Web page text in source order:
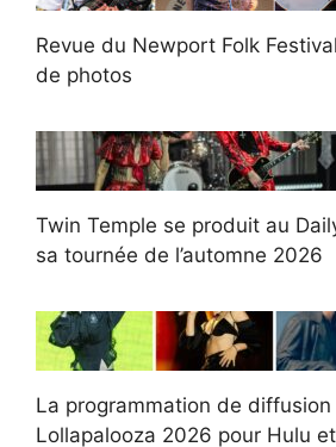
Revue du Newport Folk
de photos
Twin Temple se produit au
sa tournée de l’automne 2026
La programmation de
Lollapalooza 2026 pour Hulu